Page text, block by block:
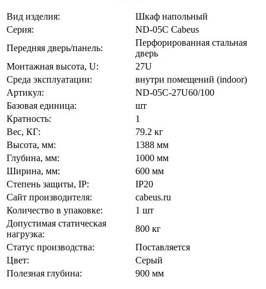
Вид изделия:
Шкаф напольный
Серия:
ND-05C Cabeus
Передняя дверь/панель:
Перфорированная стальная
дверь
Монтажная высота, U:
27U
Среда эксплуатации:
внутри помещений (indoor)
Артикул:
ND-05C-27U60/100
Базовая единица:
шт
Кратность:
1
Вес, КГ:
79.2 кг
Высота, мм:
1388 мм
Глубина, мм:
1000 мм
Ширина, мм:
600 мм
Степень защиты, IP:
IP20
Сайт производителя:
cabeus.ru
Количество в упаковке:
1 шт
Допустимая статическая
нагрузка:
800 кг
Статус производства:
Поставляется
Цвет:
Серый
Полезная глубина:
900 мм